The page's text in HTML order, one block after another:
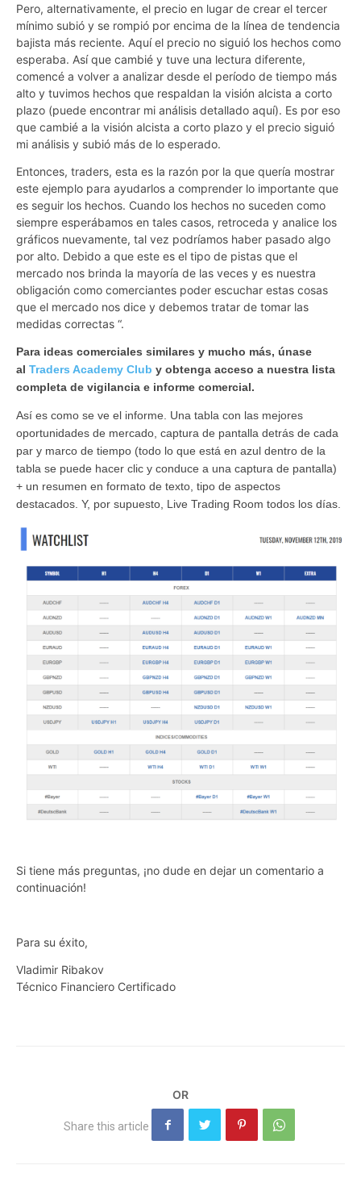
Pero, alternativamente, el precio en lugar de crear el tercer
mínimo subió y se rompió por encima de la línea de tendencia
bajista más reciente. Aquí el precio no siguió los hechos como
esperaba. Así que cambié y tuve una lectura diferente,
comencé a volver a analizar desde el período de tiempo más
alto y tuvimos hechos que respaldan la visión alcista a corto
plazo (puede encontrar mi análisis detallado aquí). Es por eso
que cambié a la visión alcista a corto plazo y el precio siguió
mi análisis y subió más de lo esperado.
Entonces, traders, esta es la razón por la que quería mostrar
este ejemplo para ayudarlos a comprender lo importante que
es seguir los hechos. Cuando los hechos no suceden como
siempre esperábamos en tales casos, retroceda y analice los
gráficos nuevamente, tal vez podríamos haber pasado algo
por alto. Debido a que este es el tipo de pistas que el
mercado nos brinda la mayoría de las veces y es nuestra
obligación como comerciantes poder escuchar estas cosas
que el mercado nos dice y debemos tratar de tomar las
medidas correctas “.
Para ideas comerciales similares y mucho más, únase
al Traders Academy Club y obtenga acceso a nuestra lista
completa de vigilancia e informe comercial.
Así es como se ve el informe. Una tabla con las mejores
oportunidades de mercado, captura de pantalla detrás de cada
par y marco de tiempo (todo lo que está en azul dentro de la
tabla se puede hacer clic y conduce a una captura de pantalla)
+ un resumen en formato de texto, tipo de aspectos
destacados. Y, por supuesto, Live Trading Room todos los días.
Si tiene más preguntas, ¡no dude en dejar un comentario a
continuación!
Para su éxito,
Vladimir Ribakov
Técnico Financiero Certificado